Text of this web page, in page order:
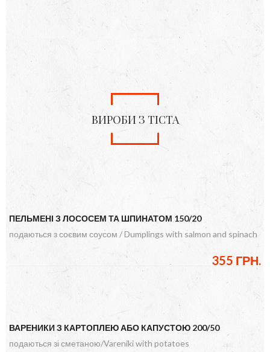
ВИРОБИ З ТІСТА
ПЕЛЬМЕНІ З ЛОСОСЕМ ТА ШПИНАТОМ 150/20
подаються з соєвим соусом / Dumplings with salmon and spinach
355 ГРН.
ВАРЕНИКИ З КАРТОПЛЕЮ АБО КАПУСТОЮ 200/50
подаються зі сметаною/Vareniki with potatoes